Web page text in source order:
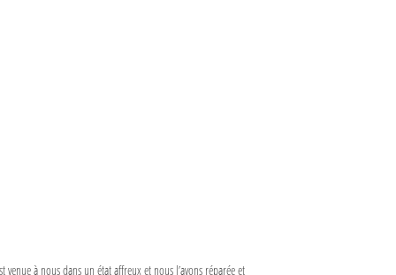
à nous dans un état affreux et nous l’avons réparée et